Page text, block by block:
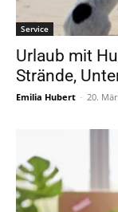
Service
Urlaub mit
Strände,
Emilia Hubert - 20.